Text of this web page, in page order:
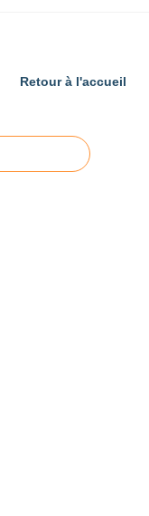
Retour à l'accueil